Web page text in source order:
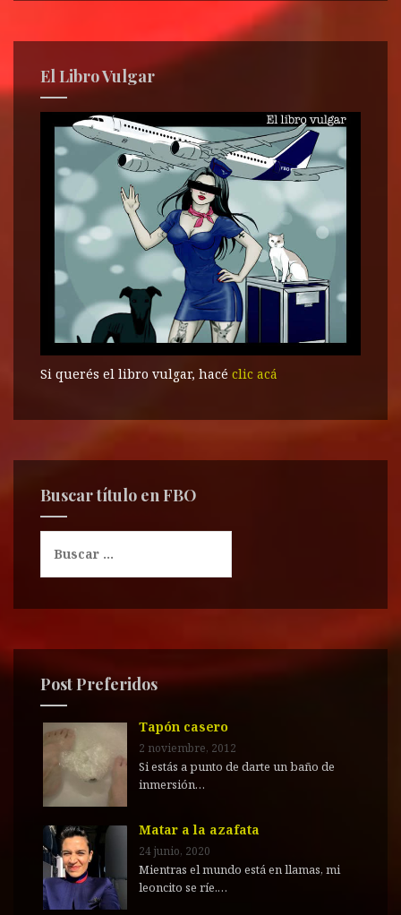
El Libro Vulgar
Si querés el libro vulgar, hacé clic acá
Buscar título en FBO
s
Post Preferidos
Tapón casero
2 noviembre, 2012
Si estás a punto de darte un baño de
inmersión…
Matar a la azafata
24 junio, 2020
Mientras el mundo está en llamas, mi
leoncito se ríe.…